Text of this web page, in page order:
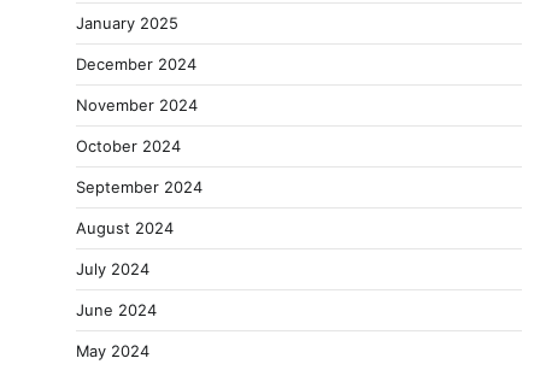
January 2025
December 2024
November 2024
October 2024
September 2024
August 2024
July 2024
June 2024
May 2024